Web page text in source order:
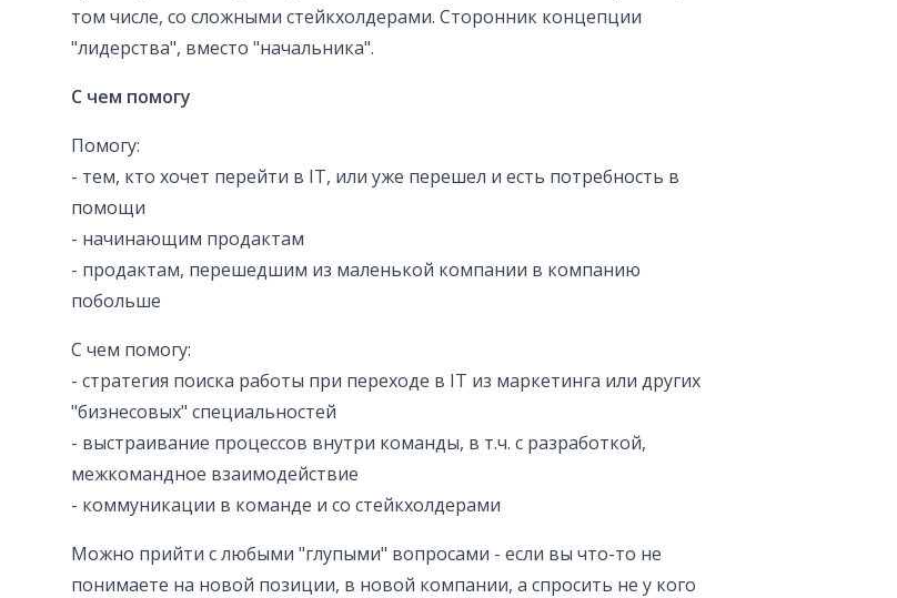
том числе, со сложными стейкхолдерами. Сторонник концепции
"лидерства", вместо "начальника".
С чем помогу
Помогу:
- тем, кто хочет перейти в IT, или уже перешел и есть потребность в
помощи
- начинающим продактам
- продактам, перешедшим из маленькой компании в компанию
побольше
С чем помогу:
- стратегия поиска работы при переходе в IT из маркетинга или других
"бизнесовых" специальностей
- выстраивание процессов внутри команды, в т.ч. с разработкой,
межкомандное взаимодействие
- коммуникации в команде и со стейкхолдерами
Можно прийти с любыми "глупыми" вопросами - если вы что-то не
понимаете на новой позиции, в новой компании, а спросить не у кого